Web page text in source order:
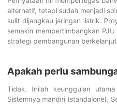
alternatif, tetapi sudah menjadi
sulit dijangkau jaringan listrik.
semakin mempertimbangkan
strategi pembangunan
Apakah perlu
Tidak. Inilah keunggulan
Sistemnya mandiri (standalone).